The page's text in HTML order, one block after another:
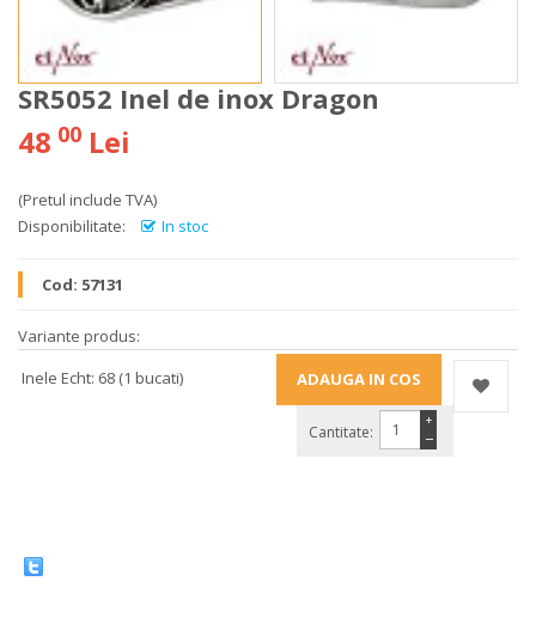
SR5052 Inel de inox Dragon
48 00 Lei
(Pretul include TVA)
Disponibilitate:
In stoc
Cod: 57131
Variante produs:
Inele Echt: 68 (1 bucati)
Cantitate: −
+